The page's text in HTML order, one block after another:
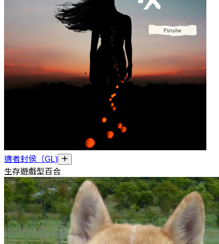
適者封侯（GL)
生存遊戲型百合